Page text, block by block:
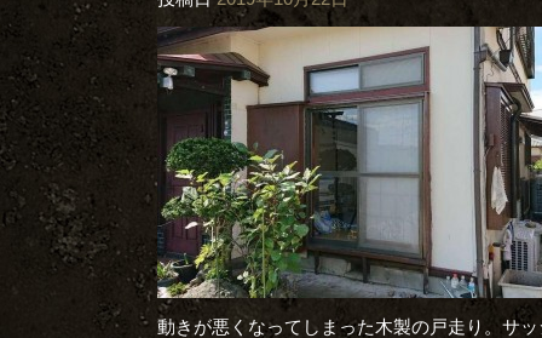
動きが悪くなってしまった木製の戸走り。サ